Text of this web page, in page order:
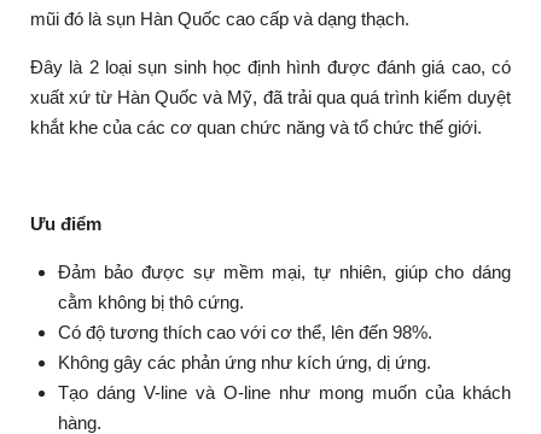
mũi đó là sụn Hàn Quốc cao cấp và dạng thạch.
Đây là 2 loại sụn sinh học định hình được đánh giá cao, có
xuất xứ từ Hàn Quốc và Mỹ, đã trải qua quá trình kiểm duyệt
khắt khe của các cơ quan chức năng và tổ chức thế giới.
Ưu điểm
Đảm bảo được sự mềm mại, tự nhiên, giúp cho dáng
cằm không bị thô cứng.
Có độ tương thích cao với cơ thể, lên đến 98%.
Không gây các phản ứng như kích ứng, dị ứng.
Tạo dáng V-line và O-line như mong muốn của khách
hàng.